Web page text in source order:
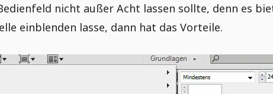
nicht außer Acht lassen sollte, denn es
einblenden lasse, dann hat das Vorteile.